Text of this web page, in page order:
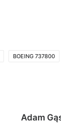
BOEING 737800
Adam